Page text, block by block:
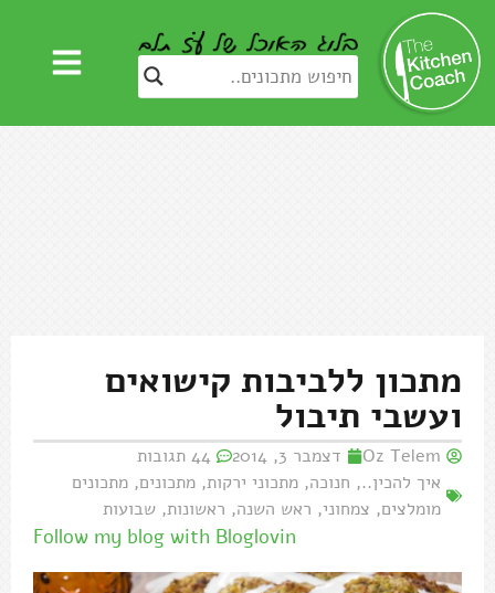
מתכון ללביבות קישואים
ועשבי תיבול
Oz Telem דצמבר 3, 2014
44 תגובות
איך להכין.., חנוכה, מתכוני ירקות, מתכונים, מתכונים
מומלצים, צמחוני, ראש השנה, ראשונות, שבועות
Follow my blog with Bloglovin